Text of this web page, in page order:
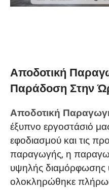
Αποδοτική
Παράδοση Στην
Αποδοτική
έξυπνο εργοστάσιό
εφοδιασμού και τις
παραγωγής, η
υψηλής διαμόρφωσης
ολοκληρώθηκε